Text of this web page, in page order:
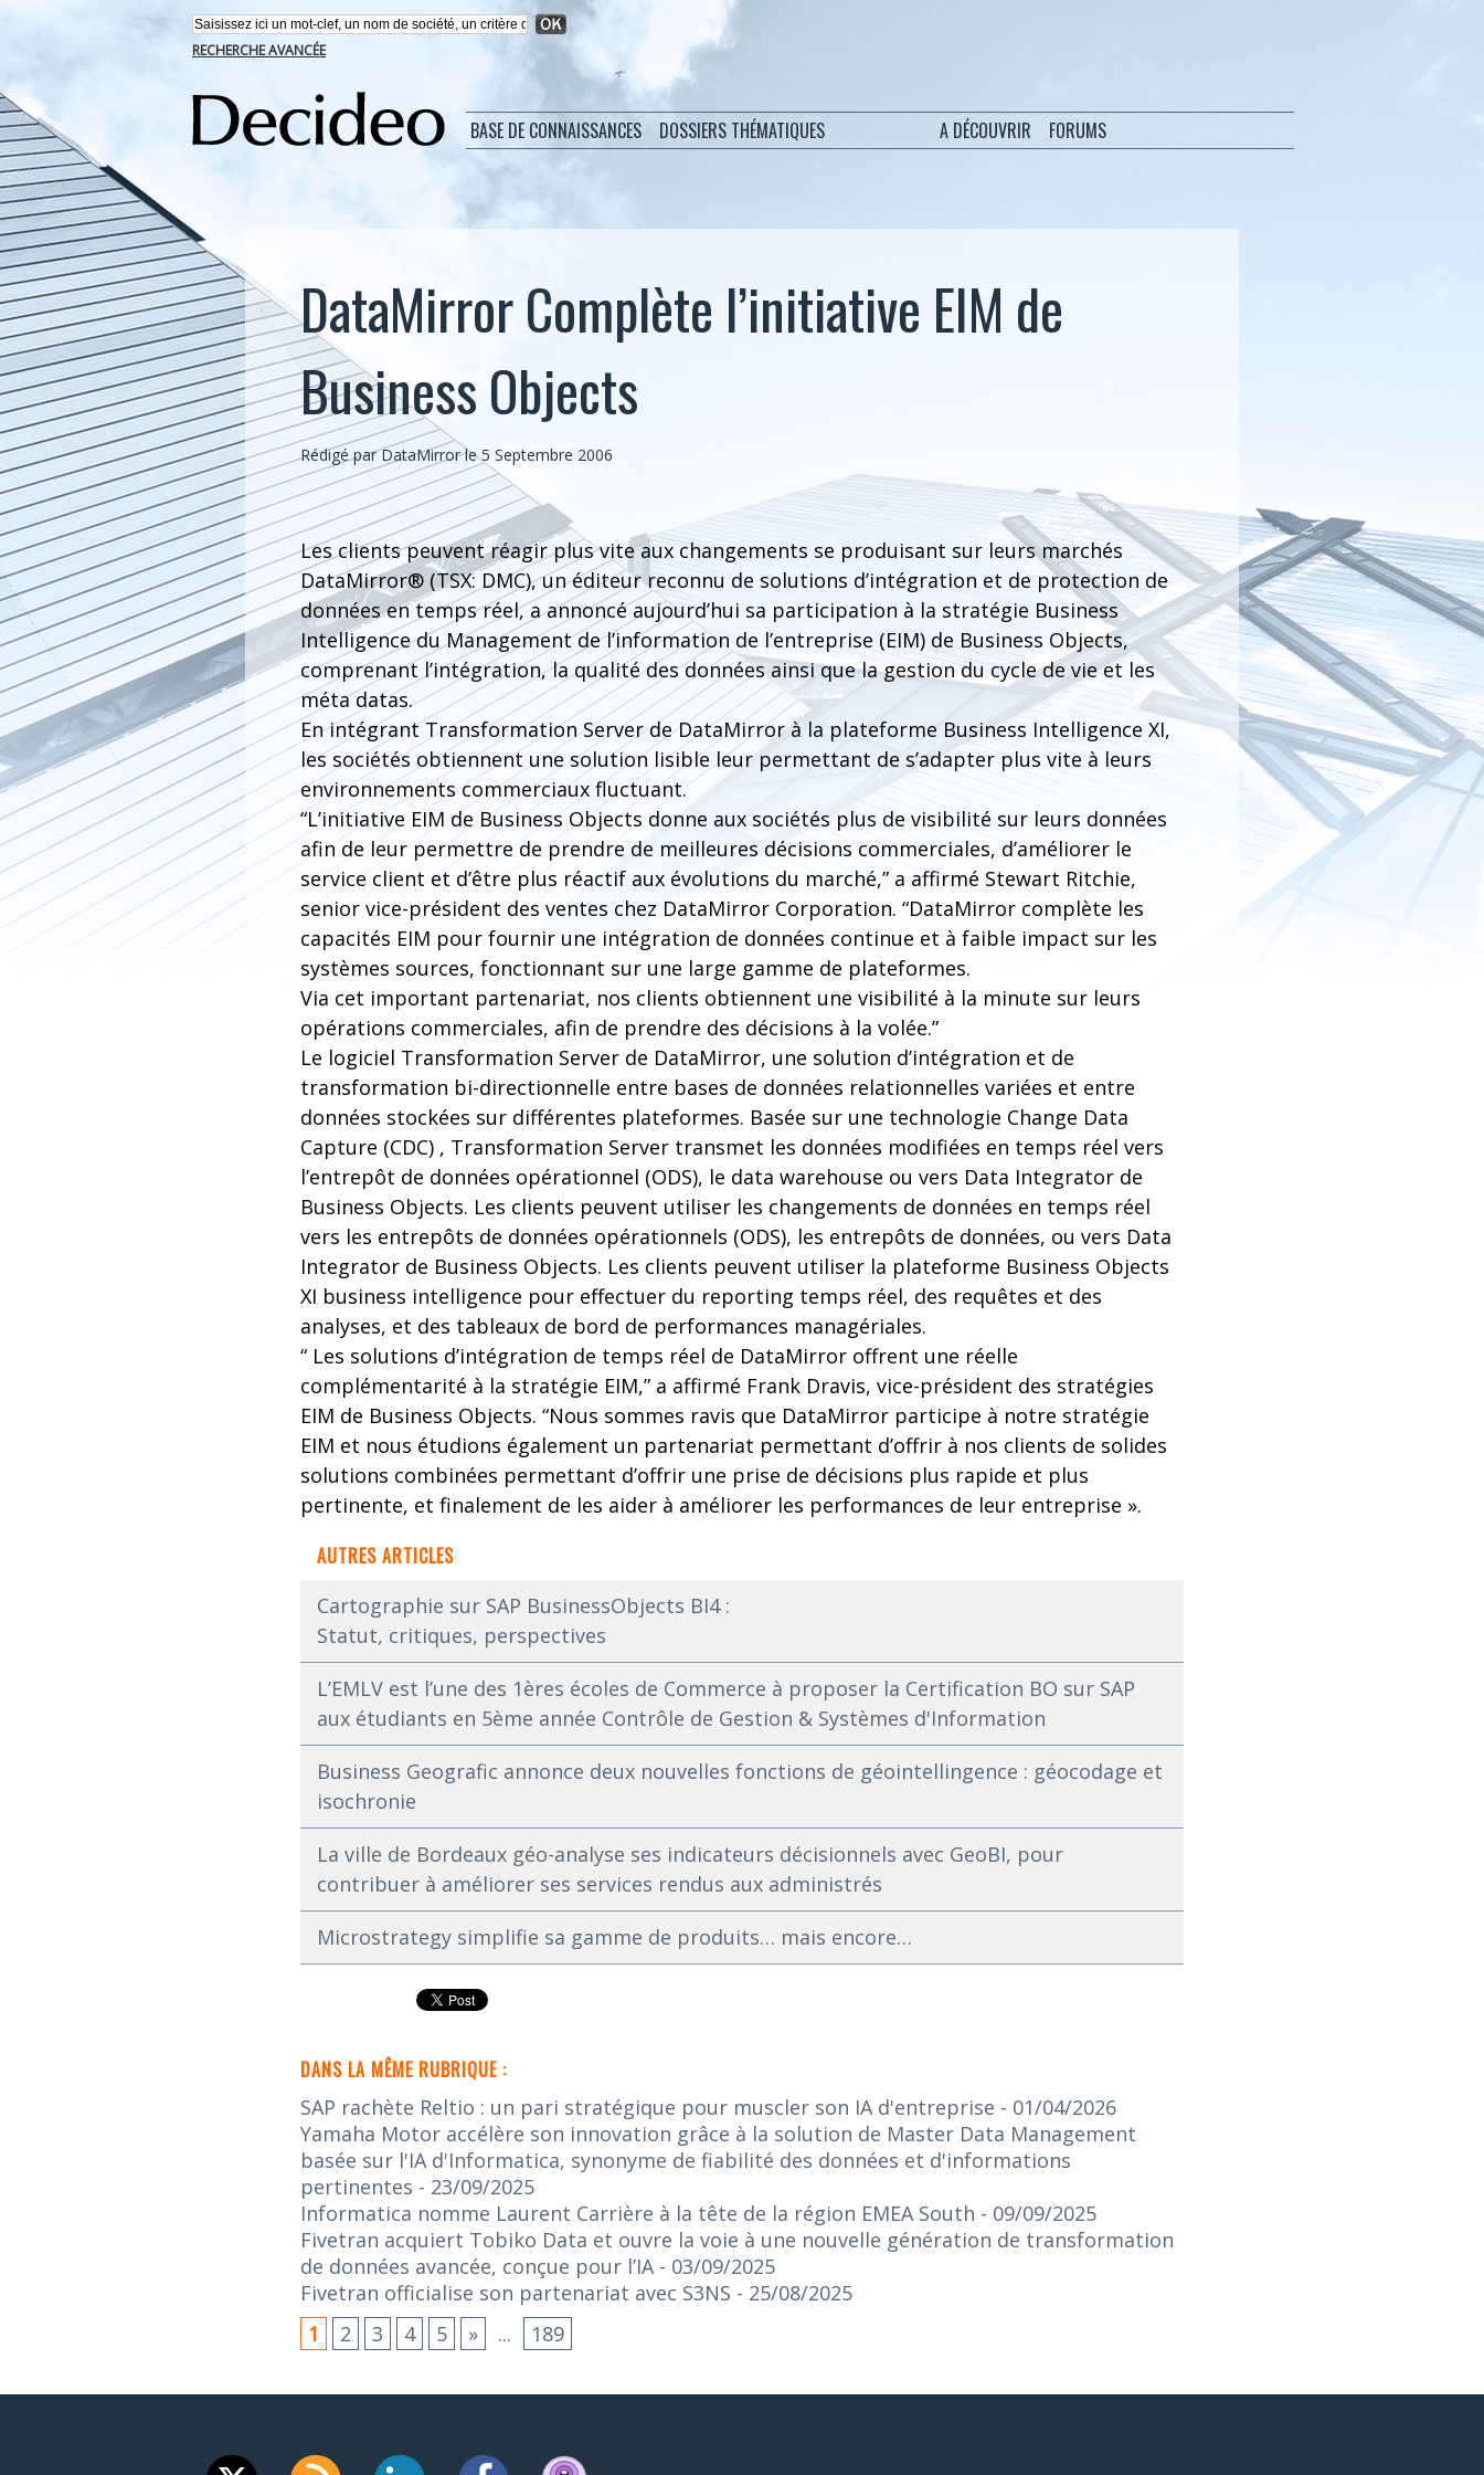
RECHERCHE AVANCÉE
BASE DE CONNAISSANCES DOSSIERS THÉMATIQUES A DÉCOUVRIR FORUMS
DataMirror Complète l’initiative EIM de
Business Objects
Rédigé par DataMirror le 5 Septembre 2006
Les clients peuvent réagir plus vite aux changements se produisant sur leurs marchés
DataMirror® (TSX: DMC), un éditeur reconnu de solutions d’intégration et de protection de
données en temps réel, a annoncé aujourd’hui sa participation à la stratégie Business
Intelligence du Management de l’information de l’entreprise (EIM) de Business Objects,
comprenant l’intégration, la qualité des données ainsi que la gestion du cycle de vie et les
méta datas.
En intégrant Transformation Server de DataMirror à la plateforme Business Intelligence XI,
les sociétés obtiennent une solution lisible leur permettant de s’adapter plus vite à leurs
environnements commerciaux fluctuant.
“L’initiative EIM de Business Objects donne aux sociétés plus de visibilité sur leurs données
afin de leur permettre de prendre de meilleures décisions commerciales, d’améliorer le
service client et d’être plus réactif aux évolutions du marché,” a affirmé Stewart Ritchie,
senior vice-président des ventes chez DataMirror Corporation. “DataMirror complète les
capacités EIM pour fournir une intégration de données continue et à faible impact sur les
systèmes sources, fonctionnant sur une large gamme de plateformes.
Via cet important partenariat, nos clients obtiennent une visibilité à la minute sur leurs
opérations commerciales, afin de prendre des décisions à la volée.”
Le logiciel Transformation Server de DataMirror, une solution d’intégration et de
transformation bi-directionnelle entre bases de données relationnelles variées et entre
données stockées sur différentes plateformes. Basée sur une technologie Change Data
Capture (CDC) , Transformation Server transmet les données modifiées en temps réel vers
l’entrepôt de données opérationnel (ODS), le data warehouse ou vers Data Integrator de
Business Objects. Les clients peuvent utiliser les changements de données en temps réel
vers les entrepôts de données opérationnels (ODS), les entrepôts de données, ou vers Data
Integrator de Business Objects. Les clients peuvent utiliser la plateforme Business Objects
XI business intelligence pour effectuer du reporting temps réel, des requêtes et des
analyses, et des tableaux de bord de performances managériales.
“ Les solutions d’intégration de temps réel de DataMirror offrent une réelle
complémentarité à la stratégie EIM,” a affirmé Frank Dravis, vice-président des stratégies
EIM de Business Objects. “Nous sommes ravis que DataMirror participe à notre stratégie
EIM et nous étudions également un partenariat permettant d’offrir à nos clients de solides
solutions combinées permettant d’offrir une prise de décisions plus rapide et plus
pertinente, et finalement de les aider à améliorer les performances de leur entreprise ».
AUTRES ARTICLES
Cartographie sur SAP BusinessObjects BI4 :
Statut, critiques, perspectives
L’EMLV est l’une des 1ères écoles de Commerce à proposer la Certification BO sur SAP
aux étudiants en 5ème année Contrôle de Gestion & Systèmes d'Information
Business Geografic annonce deux nouvelles fonctions de géointellingence : géocodage et
isochronie
La ville de Bordeaux géo-analyse ses indicateurs décisionnels avec GeoBI, pour
contribuer à améliorer ses services rendus aux administrés
Microstrategy simplifie sa gamme de produits… mais encore…
DANS LA MÊME RUBRIQUE :
SAP rachète Reltio : un pari stratégique pour muscler son IA d'entreprise - 01/04/2026
Yamaha Motor accélère son innovation grâce à la solution de Master Data Management
basée sur l'IA d'Informatica, synonyme de fiabilité des données et d'informations
pertinentes - 23/09/2025
Informatica nomme Laurent Carrière à la tête de la région EMEA South - 09/09/2025
Fivetran acquiert Tobiko Data et ouvre la voie à une nouvelle génération de transformation
de données avancée, conçue pour l’IA - 03/09/2025
Fivetran officialise son partenariat avec S3NS - 25/08/2025
1
2 3 4 5 » ... 189